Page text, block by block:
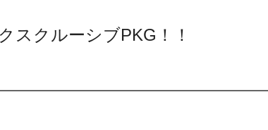
スクルーシブPKG！！